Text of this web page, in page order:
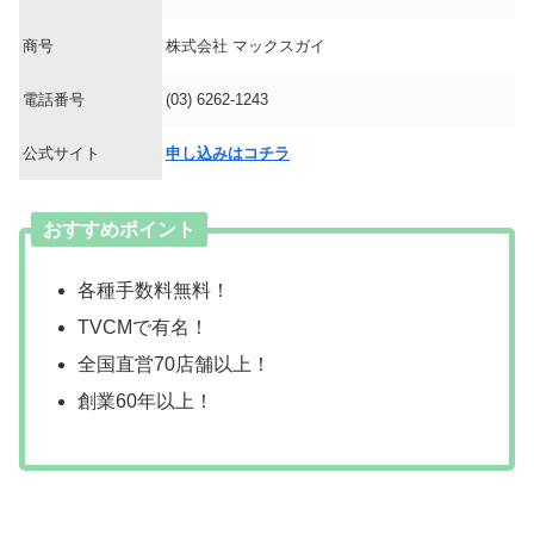
商号 株式会社 マックスガイ
電話番号 (03) 6262-1243
公式サイト 申し込みはコチラ
おすすめポイント
各種手数料無料！
TVCMで有名！
全国直営70店舗以上！
創業60年以上！